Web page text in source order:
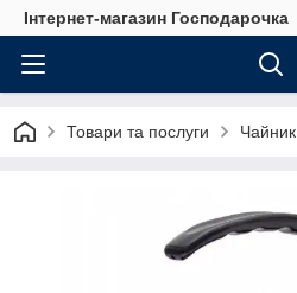
Інтернет-магазин Господарочка
Товари та послуги Чайник